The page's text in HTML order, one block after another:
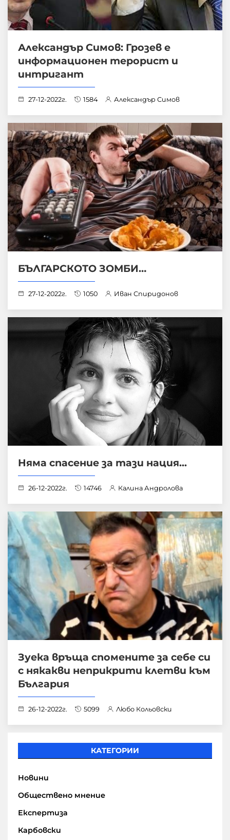
Александър Симов: Грозев е
информационен терорист и
интригант
27-12-2022г. 1584 Александър Симов
БЪЛГАРСКОТО ЗОМБИ…
27-12-2022г. 1050 Иван Спиридонов
Няма спасение за тази нация...
26-12-2022г. 14746 Калина Андролова
Зуека връща спомените за себе си
с някакви неприкрити клетви към
България
26-12-2022г. 5099 Любо Кольовски
КАТЕГОРИИ
Новини
Обществено мнение
Експертиза
Карбовски